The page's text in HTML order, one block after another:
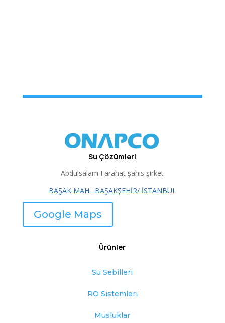
Su Çözümleri
Abdulsalam Farahat şahıs şirket
BAŞAK MAH. BAŞAKŞEHİR/ İSTANBUL
Google Maps
Ürünler
Su Sebilleri
RO Sistemleri
Musluklar